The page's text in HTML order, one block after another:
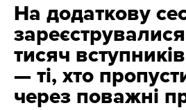
На додаткову
тисяч
— ті, хто
через поважні